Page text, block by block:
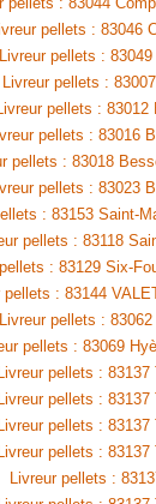
pellets : 83046
Livreur pellets : 83049
Livreur pellets :
pellets : 83012
pellets : 83016
pellets : 83018
pellets : 83023
: 83153 Saint-
pellets : 83118
: 83129 Six-
pellets : 83144
Livreur pellets : 83062
pellets : 83069
Livreur pellets : 83137
Livreur pellets : 83137
Livreur pellets : 83137
Livreur pellets : 83137
Livreur pellets :